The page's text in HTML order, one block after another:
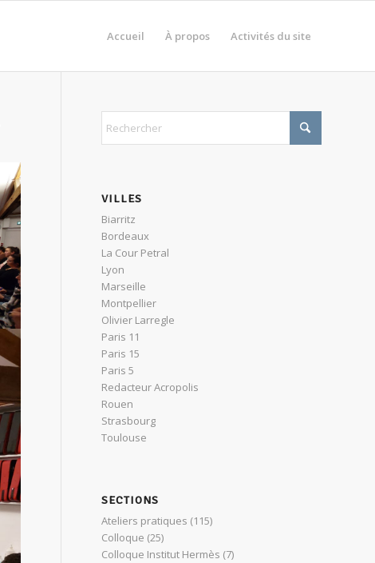
Accueil À propos Activités du site
VILLES
Biarritz
Bordeaux
La Cour Petral
Lyon
Marseille
Montpellier
Olivier Larregle
Paris 11
Paris 15
Paris 5
Redacteur Acropolis
Rouen
Strasbourg
Toulouse
SECTIONS
Ateliers pratiques (115)
Colloque (25)
Colloque Institut Hermès (7)